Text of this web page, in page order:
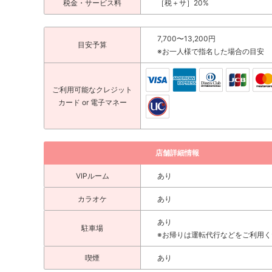
税金・サービス料 ［税＋サ］20%
目安予算
7,700〜13,200円
※お一人様で指名した場合の目安
ご利用可能なクレジット
カード or 電子マネー
店舗詳細情報
VIPルーム あり
カラオケ あり
駐車場
あり
※お帰りは運転代行などをご利用
喫煙 あり